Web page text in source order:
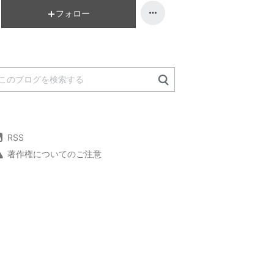
フォロー
RSS
著作権についてのご注意